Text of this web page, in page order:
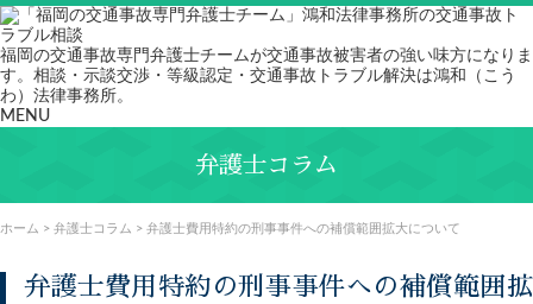
福岡の交通事故専門弁護士チームが交通事故被害者の強い味方になりま
す。相談・示談交渉・等級認定・交通事故トラブル解決は鴻和（こう
わ）法律事務所。
MENU
弁護士コラム
ホーム > 弁護士コラム > 弁護士費用特約の刑事事件への補償範囲拡大について
弁護士費用特約の刑事事件への補償範囲拡